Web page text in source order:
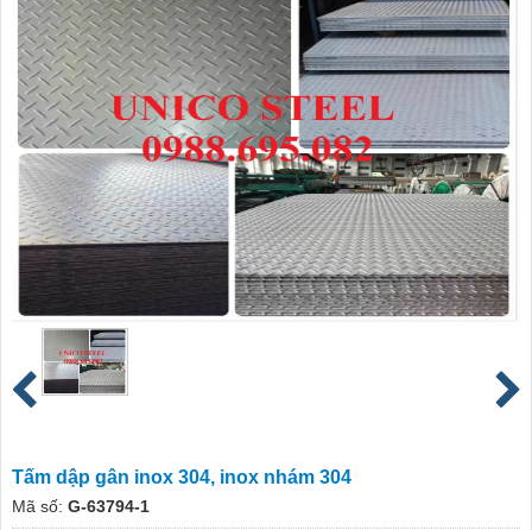
Tấm dập gân inox 304, inox nhám 304
Mã số: G-63794-1